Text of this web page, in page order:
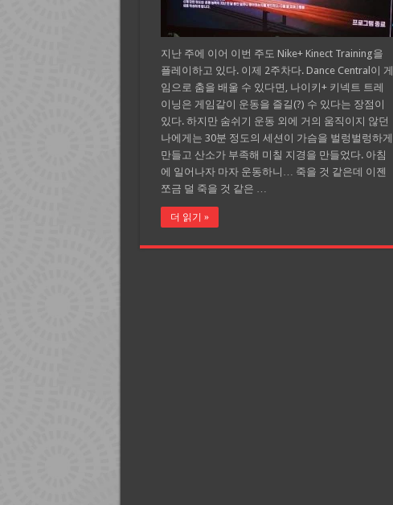
지난 주에 이어 이번 주도 Nike+ Kinect Training을
플레이하고 있다. 이제 2주차다. Dance Central이 게
임으로 춤을 배울 수 있다면, 나이키+ 키넥트 트레
이닝은 게임같이 운동을 즐길(?) 수 있다는 장점이
있다. 하지만 숨쉬기 운동 외에 거의 움직이지 않던
나에게는 30분 정도의 세션이 가슴을 벌렁벌렁하게
만들고 산소가 부족해 미칠 지경을 만들었다. 아침
에 일어나자 마자 운동하니… 죽을 것 같은데 이젠
쪼금 덜 죽을 것 같은 …
더 읽기 »